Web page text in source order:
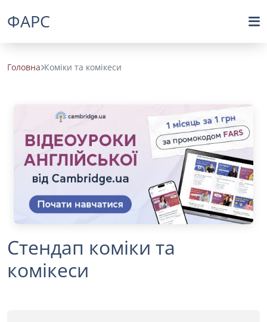
ФАРС
Головна Коміки та комікеси
Стендап коміки та
комікеси